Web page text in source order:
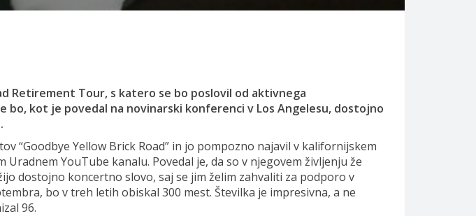
Retirement Tour, s katero se bo poslovil od aktivnega
kot je povedal na novinarski konferenci v Los Angelesu, dostojno
“Goodbye Yellow Brick Road” in jo pompozno najavil v kalifornijskem
YouTube kanalu. Povedal je, da so v njegovem življenju že
dostojno koncertno slovo, saj se jim želim zahvaliti za podporo v
bo v treh letih obiskal 300 mest. Številka je impresivna, a ne
96.